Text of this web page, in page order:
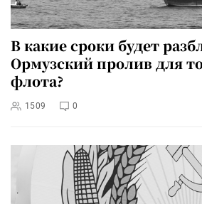
В какие сроки будет
Ормузский пролив для
флота?
1509 0